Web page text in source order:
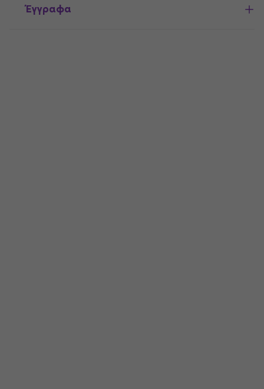
Έγγραφα